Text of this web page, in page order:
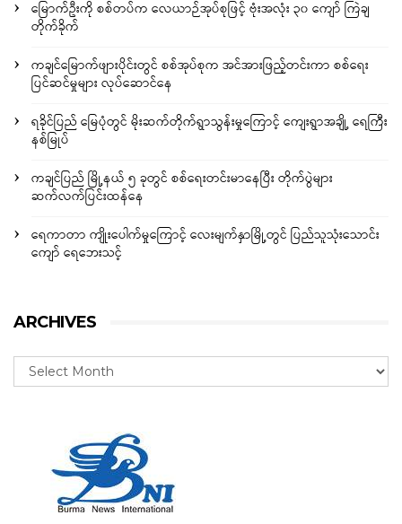
မြောက်ဦးကို စစ်တပ်က လေယာဉ်အုပ်စုဖြင့် ဗုံးအလုံး ၃၀ ကျော် ကြဲချ
တိုက်ခိုက်
ကချင်မြောက်ဖျားပိုင်းတွင် စစ်အုပ်စုက အင်အားဖြည့်တင်းကာ စစ်ရေး
ပြင်ဆင်မှုများ လုပ်ဆောင်နေ
ရခိုင်ပြည် မြေပုံတွင် မိုးဆက်တိုက်ရွာသွန်းမှုကြောင့် ကျေးရွာအချို့ ရေကြီး
နစ်မြုပ်
ကချင်ပြည် မြို့နယ် ၅ ခုတွင် စစ်ရေးတင်းမာနေပြီး တိုက်ပွဲများ
ဆက်လက်ပြင်းထန်နေ
ရေကာတာ ကျိုးပေါက်မှုကြောင့် လေးမျက်နှာမြို့တွင် ပြည်သူသုံးသောင်း
ကျော် ရေဘေးသင့်
ARCHIVES